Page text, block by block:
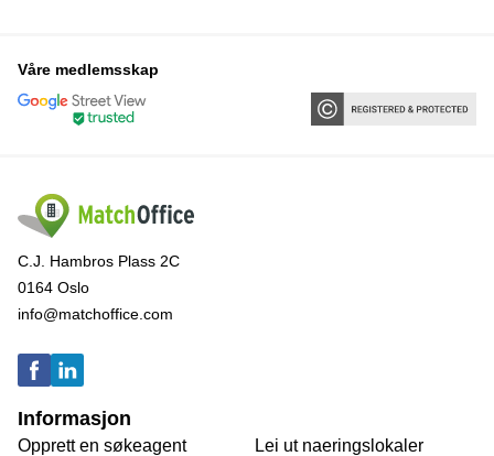
Våre medlemsskap
C.J. Hambros Plass 2C
0164 Oslo
info@matchoffice.com
Informasjon
Opprett en søkeagent
Lei ut naeringslokaler